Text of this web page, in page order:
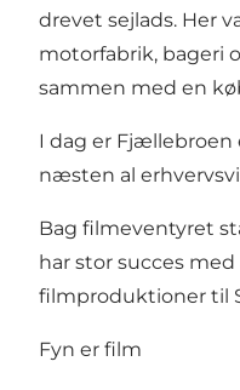
drevet sejlads. Her
motorfabrik, bageri
sammen med en
I dag er Fjællebroen
næsten al
Bag filmeventyret
har stor succes
filmproduktioner til
Fyn er film